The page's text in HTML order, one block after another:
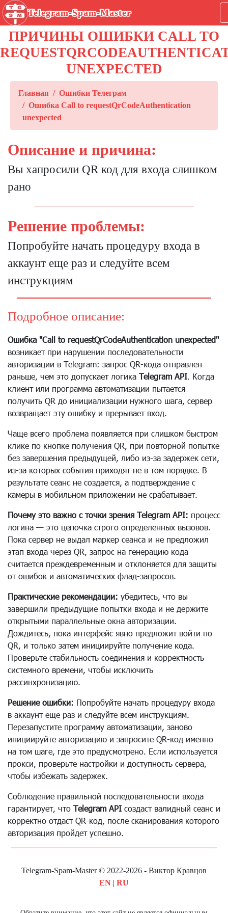
Telegram-Spam-Master
ПРИЧИНЫ ОШИБКИ CALL TO
UNEXPECTED
Главная
Ошибки Телеграм
Ошибка Call to requestQrCodeAuthentication
unexpected
Описание и причина:
Вы хапросили QR код для входа слишком
рано
Решение проблемы:
Попробуйте начать процедуру входа в
аккаунт еще раз и следуйте всем
инструкциям
Подробное описание:
Ошибка "Call to requestQrCodeAuthentication unexpected"
возникает при нарушении последовательности
авторизации в Telegram: запрос QR-кода отправлен
раньше, чем это допускает логика Telegram API. Когда
клиент или программа автоматизации пытается
получить QR до инициализации нужного шага, сервер
возвращает эту ошибку и прерывает вход.
Чаще всего проблема появляется при слишком быстром
клике по кнопке получения QR, при повторной попытке
без завершения предыдущей, либо из-за задержек сети,
из-за которых события приходят не в том порядке. В
результате сеанс не создается, а подтверждение с
камеры в мобильном приложении не срабатывает.
Почему это важно с точки зрения Telegram API: процесс
логина — это цепочка строго определенных вызовов.
Пока сервер не выдал маркер сеанса и не предложил
этап входа через QR, запрос на генерацию кода
считается преждевременным и отклоняется для защиты
от ошибок и автоматических флад-запросов.
Практические рекомендации: убедитесь, что вы
завершили предыдущие попытки входа и не держите
открытыми параллельные окна авторизации.
Дождитесь, пока интерфейс явно предложит войти по
QR, и только затем инициируйте получение кода.
Проверьте стабильность соединения и корректность
системного времени, чтобы исключить
рассинхронизацию.
Решение ошибки: Попробуйте начать процедуру входа
в аккаунт еще раз и следуйте всем инструкциям.
Перезапустите программу автоматизации, заново
инициируйте авторизацию и запросите QR-код именно
на том шаге, где это предусмотрено. Если используется
прокси, проверьте настройки и доступность сервера,
чтобы избежать задержек.
Соблюдение правильной последовательности входа
гарантирует, что Telegram API создаст валидный сеанс и
корректно отдаст QR-код, после сканирования которого
авторизация пройдет успешно.
Telegram-Spam-Master © 2022-2026 - Виктор Кравцов
EN | RU